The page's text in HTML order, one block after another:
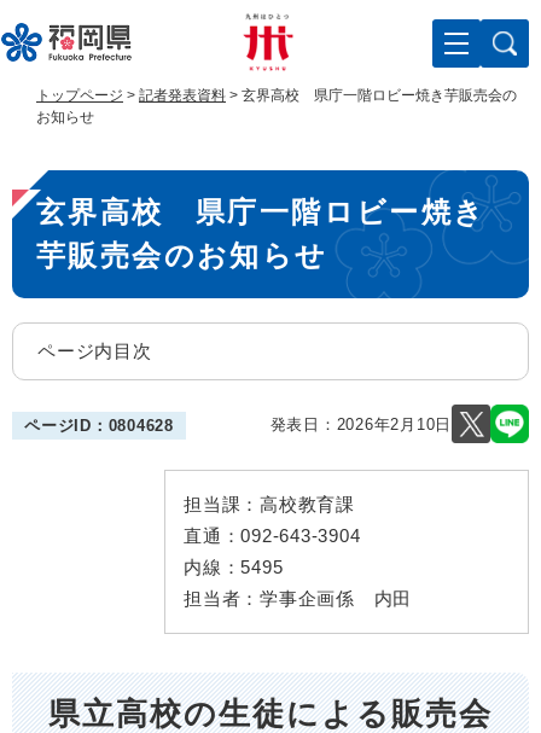
ー
ジ
す
。
ニ
ュ
し
て
へ
トップページ > 記者発表資料 > 玄界高校 県庁一階ロビー焼き芋販売会の
お知らせ
本
文
玄界高校 県庁一階ロビー焼き
芋販売会のお知らせ
ページ内目次
ページID：0804628 発表日： 2026年2月10日
担当課： 高校教育課
直通：092-643-3904
内線：5495
担当者： 学事企画係 内田
県立高校の生徒による販売会